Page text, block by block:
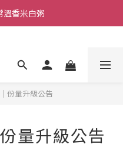
溫香米白粥
溫香米白粥
贈隨行饗宴組
溫香米白粥
份量升級公告
量升級公告